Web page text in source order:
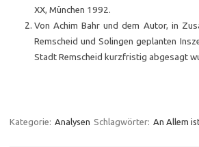
XX, München 1992.
Von Achim Bahr und dem Autor, in
Remscheid und Solingen geplanten
Stadt Remscheid kurzfristig abgesagt
Kategorie: Analysen Schlagwörter: An Allem